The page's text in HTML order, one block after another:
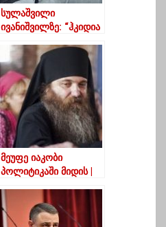
სულაშვილი
ივანიშვილზე: “ჰკიდია
ამერიკაც, იმიტომ რომ
თქვენი იმედი აქვს”…
მეუფე იაკობი
პოლიტიკაში მიდის |